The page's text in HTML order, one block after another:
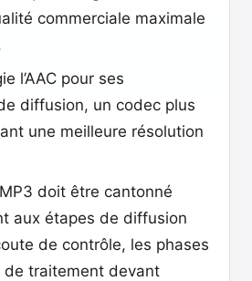
commerciale maximale
l’AAC pour ses
diffusion, un codec plus
une meilleure résolution
doit être cantonné
aux étapes de diffusion
de contrôle, les phases
de traitement devant